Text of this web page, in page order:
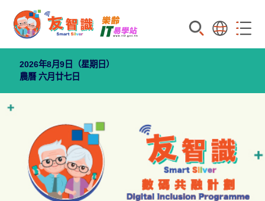
搜索 語言 菜單
2026年8月9日（星期日）
農曆 六月廿七日